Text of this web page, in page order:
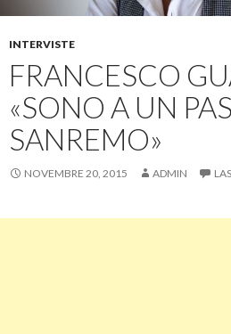
INTERVISTE
FRANCESCO
«SONO A UN
SANREMO»
NOVEMBRE 20, 2015 ADMIN